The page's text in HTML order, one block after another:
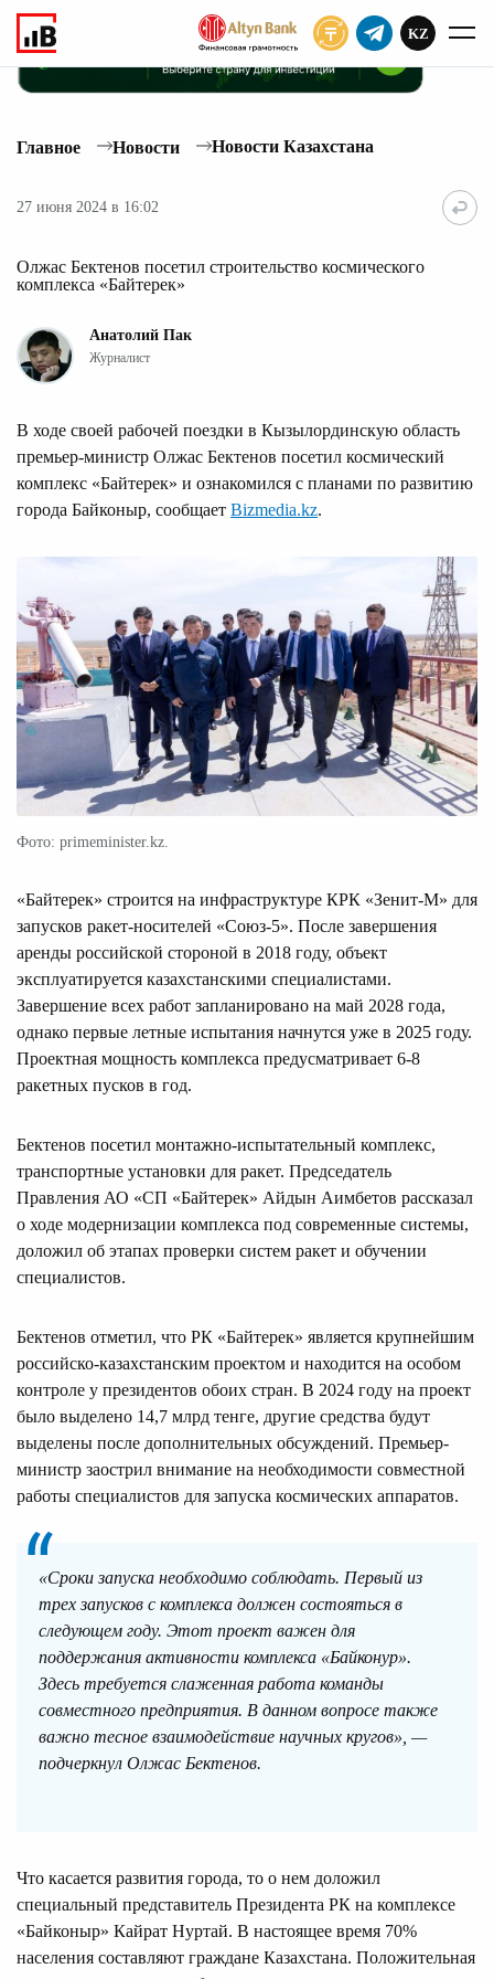
KZ
Главное Новости Новости Казахстана
27 июня 2024 в 16:02
Олжас Бектенов посетил строительство космического
комплекса «Байтерек»
Анатолий Пак
Журналист
В ходе своей рабочей поездки в Кызылординскую область
премьер-министр Олжас Бектенов посетил космический
комплекс «Байтерек» и ознакомился с планами по развитию
города Байконыр, сообщает Bizmedia.kz.
Фото: primeminister.kz.
«Байтерек» строится на инфраструктуре КРК «Зенит-М» для
запусков ракет-носителей «Союз-5». После завершения
аренды российской стороной в 2018 году, объект
эксплуатируется казахстанскими специалистами.
Завершение всех работ запланировано на май 2028 года,
однако первые летные испытания начнутся уже в 2025 году.
Проектная мощность комплекса предусматривает 6-8
ракетных пусков в год.
Бектенов посетил монтажно-испытательный комплекс,
транспортные установки для ракет. Председатель
Правления АО «СП «Байтерек» Айдын Аимбетов рассказал
о ходе модернизации комплекса под современные системы,
доложил об этапах проверки систем ракет и обучении
специалистов.
Бектенов отметил, что РК «Байтерек» является крупнейшим
российско-казахстанским проектом и находится на особом
контроле у президентов обоих стран. В 2024 году на проект
было выделено 14,7 млрд тенге, другие средства будут
выделены после дополнительных обсуждений. Премьер-
министр заострил внимание на необходимости совместной
работы специалистов для запуска космических аппаратов.
«Сроки запуска необходимо соблюдать. Первый из
трех запусков с комплекса должен состояться в
следующем году. Этот проект важен для
поддержания активности комплекса «Байконур».
Здесь требуется слаженная работа команды
совместного предприятия. В данном вопросе также
важно тесное взаимодействие научных кругов», —
подчеркнул Олжас Бектенов.
Что касается развития города, то о нем доложил
специальный представитель Президента РК на комплексе
«Байконыр» Кайрат Нуртай. В настоящее время 70%
населения составляют граждане Казахстана. Положительная